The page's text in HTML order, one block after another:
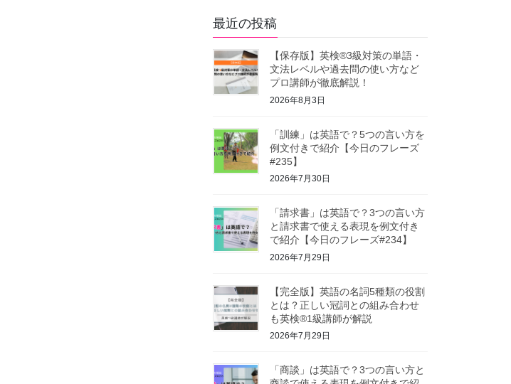
最近の投稿
【保存版】英検®3級対策の単語・
文法レベルや過去問の使い方など
プロ講師が徹底解説！
2026年8月3日
「訓練」は英語で？5つの言い方を
例文付きで紹介【今日のフレーズ
#235】
2026年7月30日
「請求書」は英語で？3つの言い方
と請求書で使える表現を例文付き
で紹介【今日のフレーズ#234】
2026年7月29日
【完全版】英語の名詞5種類の役割
とは？正しい冠詞との組み合わせ
も英検®1級講師が解説
2026年7月29日
「商談」は英語で？3つの言い方と